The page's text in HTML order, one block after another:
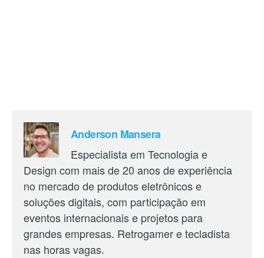
Anderson Mansera
Especialista em Tecnologia e
Design com mais de 20 anos de experiência
no mercado de produtos eletrônicos e
soluções digitais, com participação em
eventos internacionais e projetos para
grandes empresas. Retrogamer e tecladista
nas horas vagas.